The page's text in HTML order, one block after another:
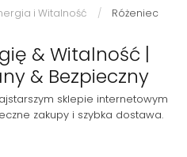
i Witalność /
Różeniec
& Witalność |
& Bezpieczny
sklepie internetowym
zakupy i szybka dostawa.